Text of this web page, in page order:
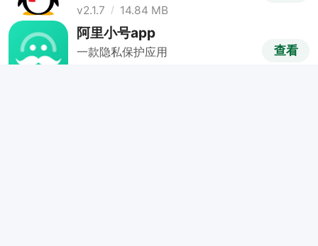
v2.1.7
14.84 MB
阿里小号app
一款隐私保护应用
查看